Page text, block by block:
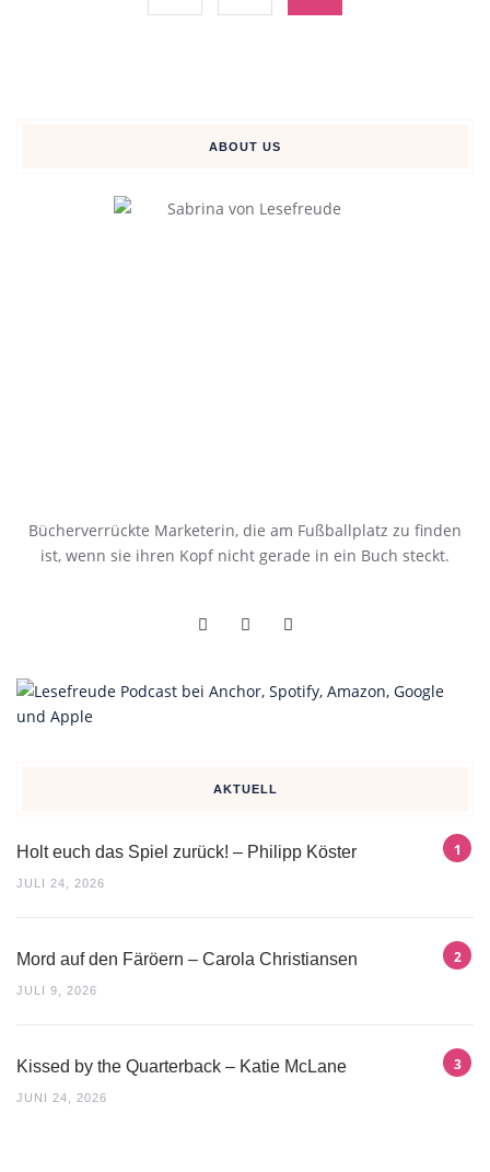
ABOUT US
Bücherverrückte Marketerin, die am Fußballplatz zu finden
ist, wenn sie ihren Kopf nicht gerade in ein Buch steckt.
AKTUELL
Holt euch das Spiel zurück! – Philipp Köster
JULI 24, 2026
Mord auf den Färöern – Carola Christiansen
JULI 9, 2026
Kissed by the Quarterback – Katie McLane
JUNI 24, 2026